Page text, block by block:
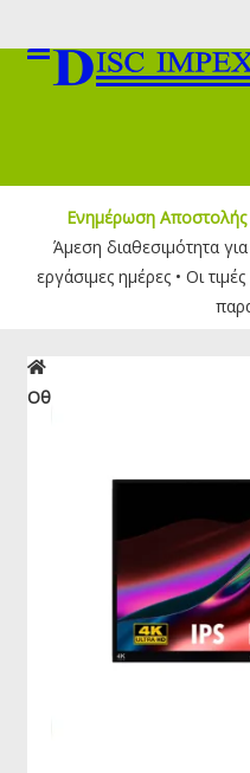
Απευθείας
μετάβαση
Μετάβαση
Ενημέρωση
Άμεση διαθεσιμότητα
εργάσιμες ημέρες • Οι
Οθόνη 15.6” Ultra HD 4K